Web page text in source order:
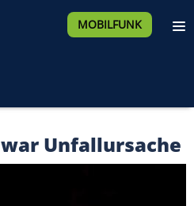
MOBILFUNK
Unfallursache